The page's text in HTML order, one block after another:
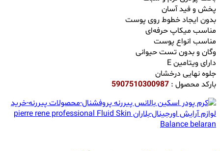
پخش و فید آسان
بدون ایجاد خطوط روی پوست
مناسب میکاپ حرفه‌ای
مناسب انواع پوست
وگان و بدون تست حیوانی
دارای ویتامین E
جلوه نهایی درخشان
بارکد محصول : 5907510300987